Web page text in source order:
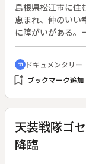
島根県松江市に住
恵まれ、仲のいい
に障がいがある。
突然、視野が狭く
なくなった。不安
ージの店で３人の
いる。夫と支え合
ている姿は、不況
る。岩谷さん一
cinematic_blur ドキュメンタリー
bookmark_add ブックマーク追加
天装戦隊ゴ
降臨